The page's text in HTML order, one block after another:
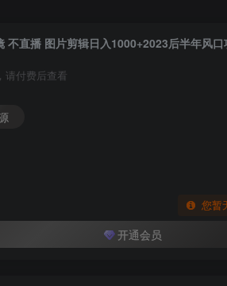
请付费后查看
您暂
开通会员